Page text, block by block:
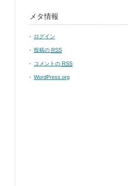
メタ情報
ログイン
投稿の RSS
コメントの RSS
WordPress.org